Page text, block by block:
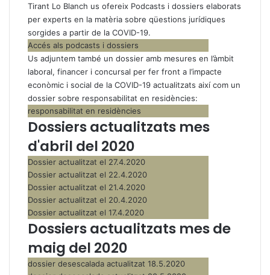
Tirant Lo Blanch us ofereix Podcasts i dossiers elaborats
per experts en la matèria sobre qüestions jurídiques
sorgides a partir de la COVID-19.
Accés als podcasts i dossiers
Us adjuntem també un dossier amb mesures en l’àmbit
laboral, financer i concursal per fer front a l’impacte
econòmic i social de la COVID-19 actualitzats així com un
dossier sobre responsabilitat en residències:
responsabilitat en residències
Dossiers actualitzats mes
d'abril del 2020
Dossier actualitzat el 27.4.2020
Dossier actualitzat el 22.4.2020
Dossier actualitzat el 21.4.2020
Dossier actualitzat el 20.4.2020
Dossier actualitzat el 17.4.2020
Dossiers actualitzats mes de
maig del 2020
dossier desescalada actualitzat 18.5.2020